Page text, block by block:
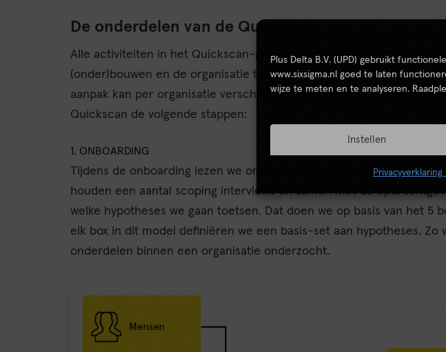
Plus Delta B.V. (UPD) gebruikt
www.sixsigma.nl goed te laten
wijze te meten en te analyseren.
Instellen
Privacyverklaring
De onderdelen van de Quickscan
Alle activiteiten in het Quickscan-proces hebben tot doel de
(onder)bouwen en de organisatie te voorzien van waardevolle
aanpak kan per organisatie verschillen, maar in grote lijnen
Quickscan de volgende stappen:
1. ONBOARDING
Tijdens de onboarding lezen we ons in op interne en externe
houden een aantal scoping interviews en samen met de
welke hypotheses we gaan toetsen. Dat doen we op basis van het 5
elk box in dit model definiëren we een basis-set aan hypotheses. Zo
onderdelen binnen een organisatie onderzocht.